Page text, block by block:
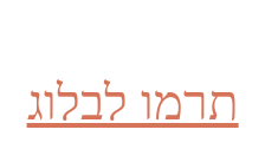
תרמו לבלוג